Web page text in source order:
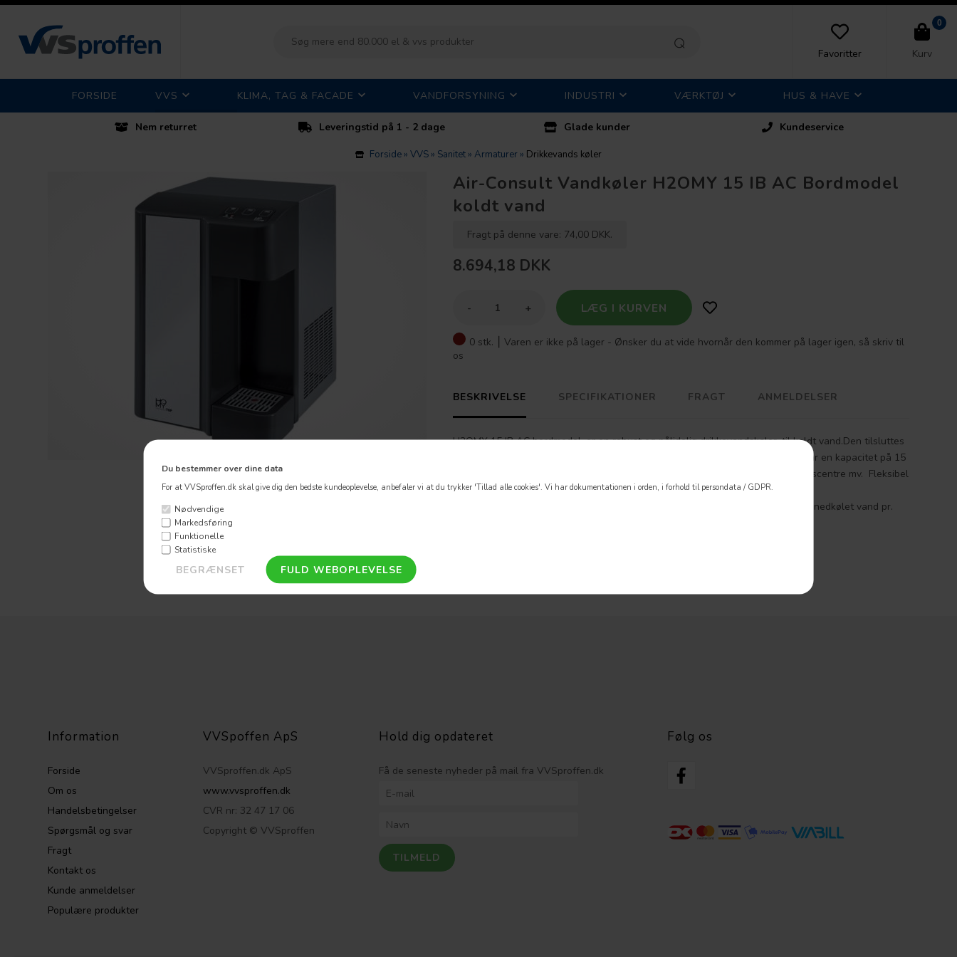
Du bestemmer over dine data
For at VVSproffen.dk skal give dig den bedste kundeoplevelse, anbefaler vi at du trykker 'Tillad alle cookies'. Vi har dokumentationen i orden, i forhold til persondata / GDPR.
Nødvendige
Markedsføring
Funktionelle
Statistiske
Favoritter
0
Kurv
FORSIDE VVS KLIMA, TAG & FACADE VANDFORSYNING INDUSTRI VÆRKTØJ HUS & HAVE
Nem returret Leveringstid på 1 - 2 dage Glade kunder Kundeservice
Forside» VVS» Sanitet» Armaturer» Drikkevands køler
Air-Consult Vandkøler H2OMY 15 IB AC Bordmodel
koldt vand
Fragt på denne vare: 74,00 DKK.
8.694,18 DKK
- +
0 stk. ⎮ Varen er ikke på lager - Ønsker du at vide hvornår den kommer på lager igen, så skriv til
os
BESKRIVELSE SPECIFIKATIONER FRAGT ANMELDELSER
H2OMY 15 IB AC bordmodel, er en robust og pålidelig drikkevandskøler, til koldt vand.Den tilsluttes
drikkevandsforsyningen og kræver ekstremt begrænset vedligeholdelse.Den har en kapacitet på 15
liter/time og er velegnet til offentlige områder, venteværelser, skoler og indkøbscentre mv. Fleksibel
opstillingsmæssigt, skal blot tilsluttes el og vandforsyning
3 liter startkapacitet gennem rustfri stålspiral i isbank svarende til max. 15 liter nedkølet vand pr.
Information
Forside
Om os
Handelsbetingelser
Spørgsmål og svar
Fragt
Kontakt os
Kunde anmeldelser
Populære produkter
VVSpoffen ApS
VVSproffen.dk ApS
www.vvsproffen.dk
CVR nr: 32 47 17 06
Copyright © VVSproffen
Hold dig opdateret
Få de seneste nyheder på mail fra VVSproffen.dk
Følg os